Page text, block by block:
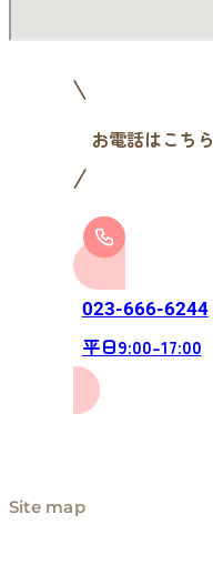
お電話はこちら
023-666-6244
平日9:00-17:00
Site map